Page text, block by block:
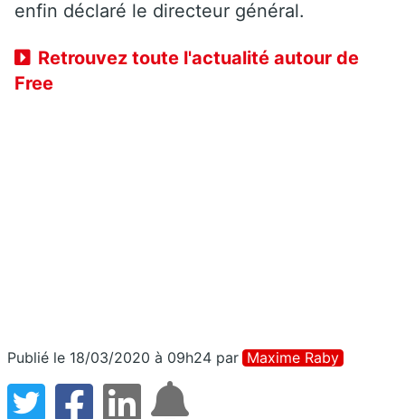
enfin déclaré le directeur général.
Retrouvez toute l'actualité autour de
Free
Publié le 18/03/2020 à 09h24 par Maxime Raby